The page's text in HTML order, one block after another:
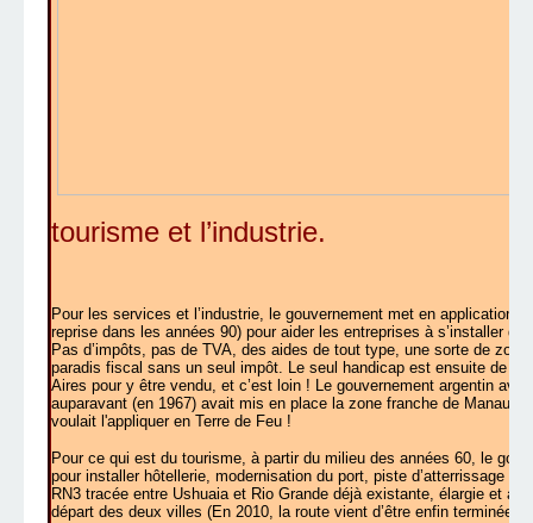
tourisme et l’industrie.
Pour les services et l’industrie, le gouvernement met en application
reprise dans les années 90) pour aider les entreprises à s’installer
Pas d’impôts, pas de TVA, des aides de tout type, une sorte de
paradis fiscal sans un seul impôt. Le seul handicap est ensuite de
Aires pour y être vendu, et c’est loin ! Le gouvernement argentin
auparavant (en 1967) avait mis en place la zone franche de
voulait l'appliquer en Terre de Feu !
Pour ce qui est du tourisme, à partir du milieu des années 60, le
pour installer hôtellerie, modernisation du port, piste d’atterrissage
RN3 tracée entre Ushuaia et Rio Grande déjà existante, élargie et
départ des deux villes (En 2010, la route vient d’être enfin terminée !).